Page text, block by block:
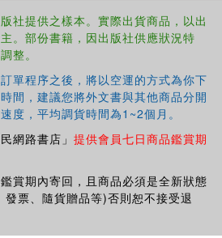
社提供之樣本。實際出貨商品，以出
。部份書籍，因出版社供應狀況特
整。
單程序之後，將以空運的方式為你下
間，建議您將外文書與其他商品分開
度，平均調貨時間為1~2個月。
網路書店」 提供會員七日商品鑑賞期
賞期內寄回，且商品必須是全新狀態
票、隨貨贈品等)否則恕不接受退